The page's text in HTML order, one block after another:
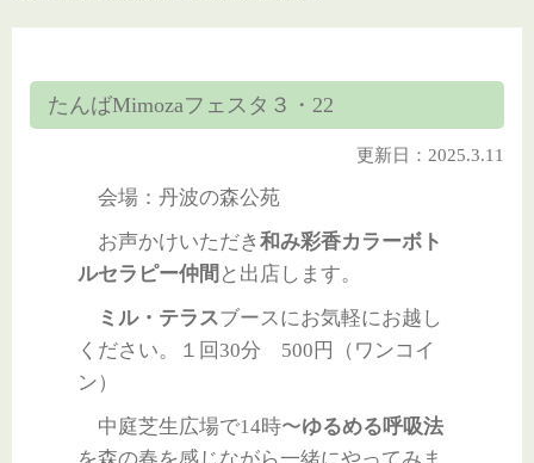
たんばMimozaフェスタ３・22
更新日：2025.3.11
会場：丹波の森公苑
お声かけいただき 和み彩香カラーボト
ルセラピー仲間 と出店します。
ミル・テラスブースにお気軽にお越し
ください。１回30分 500円（ワンコイ
ン）
中庭芝生広場で14時〜ゆるめる呼吸法